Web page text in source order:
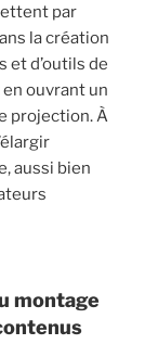
par
la création
et d’outils de
ouvrant un
projection. À
aussi bien
montage